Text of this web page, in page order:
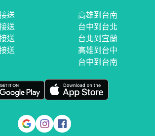
送
送
送
送
高雄到台南
台中到台北
台北到宜蘭
高雄到台中
台中到台南